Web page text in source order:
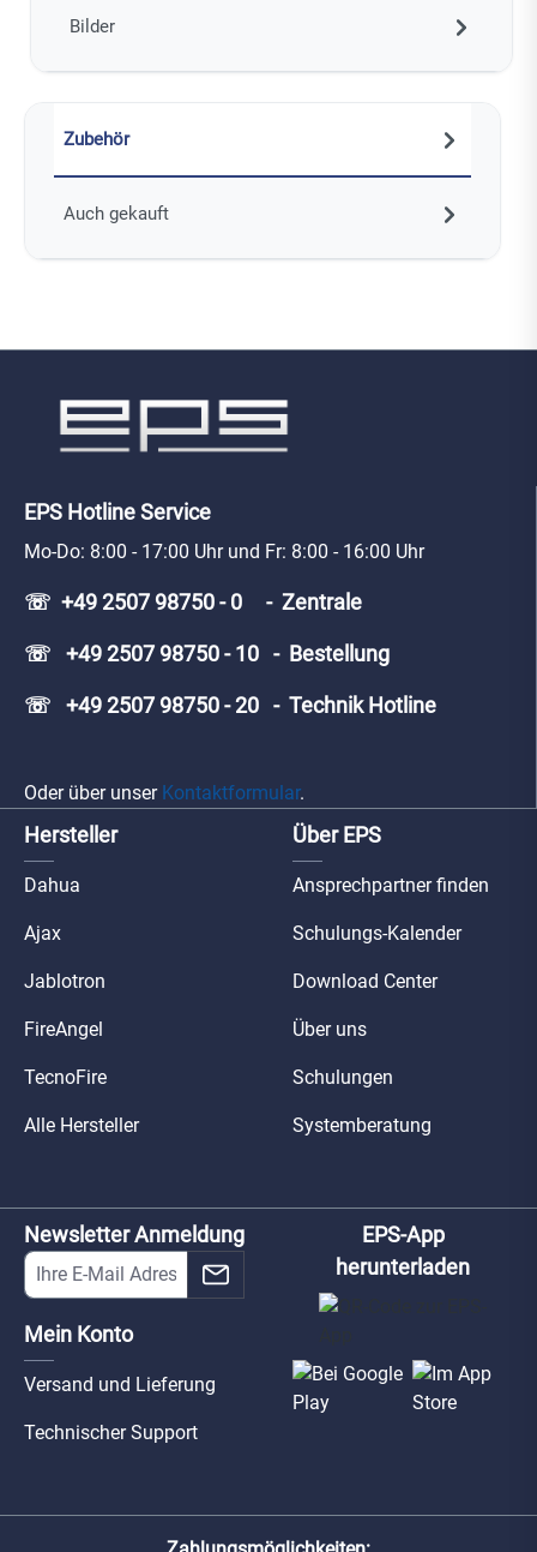
Bilder
Zubehör
Auch gekauft
EPS Hotline Service
Mo-Do: 8:00 - 17:00 Uhr und Fr: 8:00 - 16:00 Uhr
☏ +49 2507 98750 - 0 - Zentrale
☏ +49 2507 98750 - 10 - Bestellung
☏ +49 2507 98750 - 20 - Technik Hotline
Oder über unser Kontaktformular.
Hersteller
Dahua
Ajax
Jablotron
FireAngel
TecnoFire
Alle Hersteller
Über EPS
Ansprechpartner finden
Schulungs-Kalender
Download Center
Über uns
Schulungen
Systemberatung
Newsletter Anmeldung
Mein Konto
Versand und Lieferung
Technischer Support
EPS-App
herunterladen